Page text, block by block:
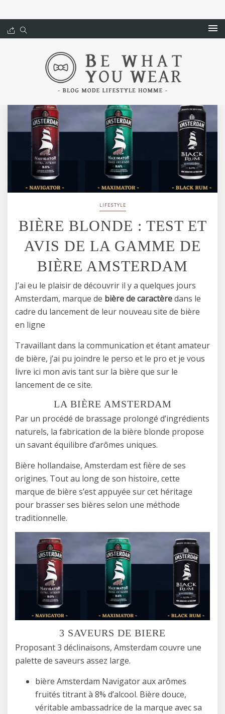
LIFESTYLE
BIÈRE BLONDE : TEST ET
AVIS DE LA GAMME DE
BIÈRE AMSTERDAM
J’ai eu le plaisir de découvrir il y a quelques jours
Amsterdam, marque de bière de caractèredans le
cadre du lancement de leur nouveau site de bière
en ligne
Travaillant dans la communication et étant amateur
de bière, j’ai pu joindre le perso et le pro et je vous
livre ici mon avis tant sur la bière que sur le
lancement de ce site.
LA BIÈRE AMSTERDAM
Par un procédé de brassage prolongé d’ingrédients
naturels, la fabrication de la bière blonde propose
un savant équilibre d’arômes uniques.
Bière hollandaise, Amsterdam est fière de ses
origines. Tout au long de son histoire, cette
marque de bière s’est appuyée sur cet héritage
pour brasser ses bières selon une méthode
traditionnelle.
3 SAVEURS DE BIERE
Proposant 3 déclinaisons, Amsterdam couvre une
palette de saveurs assez large.
bière Amsterdam Navigator aux arômes
fruités titrant à 8% d’alcool. Bière douce,
véritable ambassadrice de la marque avec sa